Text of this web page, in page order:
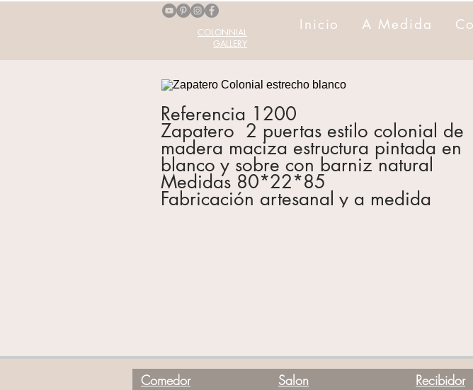
COLONNIAL
GALLERY
Inicio A Medida
Referencia 1200
Zapatero 2 puertas estilo colonial de
madera maciza estructura pintada en
blanco y sobre con barniz natural
Medidas 80*22*85
Fabricación artesanal y a medida
Comedor Salon Recibidor